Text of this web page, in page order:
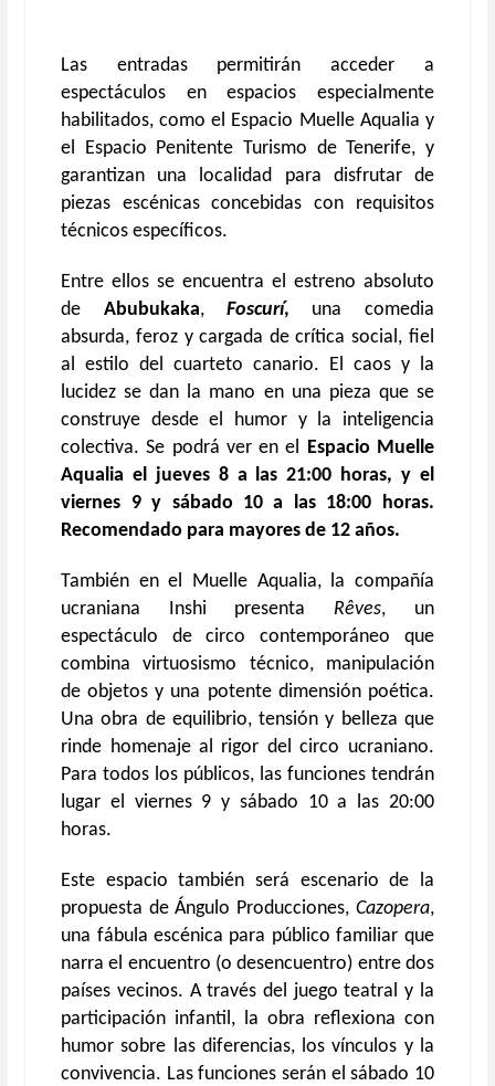
Las entradas permitirán acceder a
espectáculos en espacios especialmente
habilitados, como el Espacio Muelle Aqualia y
el Espacio Penitente Turismo de Tenerife, y
garantizan una localidad para disfrutar de
piezas escénicas concebidas con requisitos
técnicos específicos.
Entre ellos se encuentra el estreno absoluto
de Abubukaka, Foscurí, una comedia
absurda, feroz y cargada de crítica social, fiel
al estilo del cuarteto canario. El caos y la
lucidez se dan la mano en una pieza que se
construye desde el humor y la inteligencia
colectiva. Se podrá ver en el Espacio Muelle
Aqualia el jueves 8 a las 21:00 horas, y el
viernes 9 y sábado 10 a las 18:00 horas.
Recomendado para mayores de 12 años.
También en el Muelle Aqualia, la compañía
ucraniana Inshi presenta Rêves, un
espectáculo de circo contemporáneo que
combina virtuosismo técnico, manipulación
de objetos y una potente dimensión poética.
Una obra de equilibrio, tensión y belleza que
rinde homenaje al rigor del circo ucraniano.
Para todos los públicos, las funciones tendrán
lugar el viernes 9 y sábado 10 a las 20:00
horas.
Este espacio también será escenario de la
propuesta de Ángulo Producciones, Cazopera,
una fábula escénica para público familiar que
narra el encuentro (o desencuentro) entre dos
países vecinos. A través del juego teatral y la
participación infantil, la obra reflexiona con
humor sobre las diferencias, los vínculos y la
convivencia. Las funciones serán el sábado 10